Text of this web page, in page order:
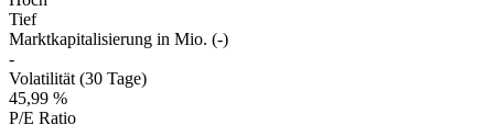
Tief
Marktkapitalisierung in Mio. (-)
-
Volatilität (30 Tage)
45,99 %
P/E Ratio